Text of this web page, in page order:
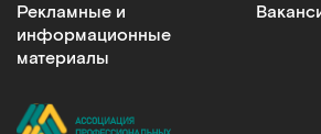
Рекламные и
информационные
материалы